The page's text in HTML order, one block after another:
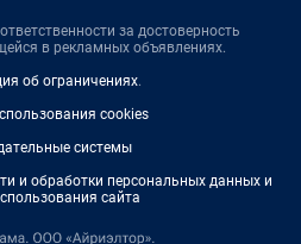
за достоверность
в рекламных объявлениях.
об ограничениях.
cookies
системы
и обработки персональных данных и
сайта